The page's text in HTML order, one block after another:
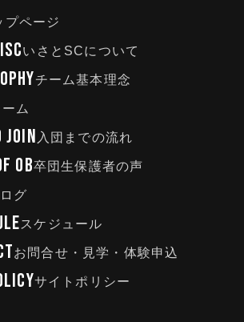
プページ
いさとSCについて
チーム基本理念
ム
JOIN 入団までの流れ
OB卒団生保護者の声
グ
スケジュール
お問合せ・見学・体験申込
サイトポリシー